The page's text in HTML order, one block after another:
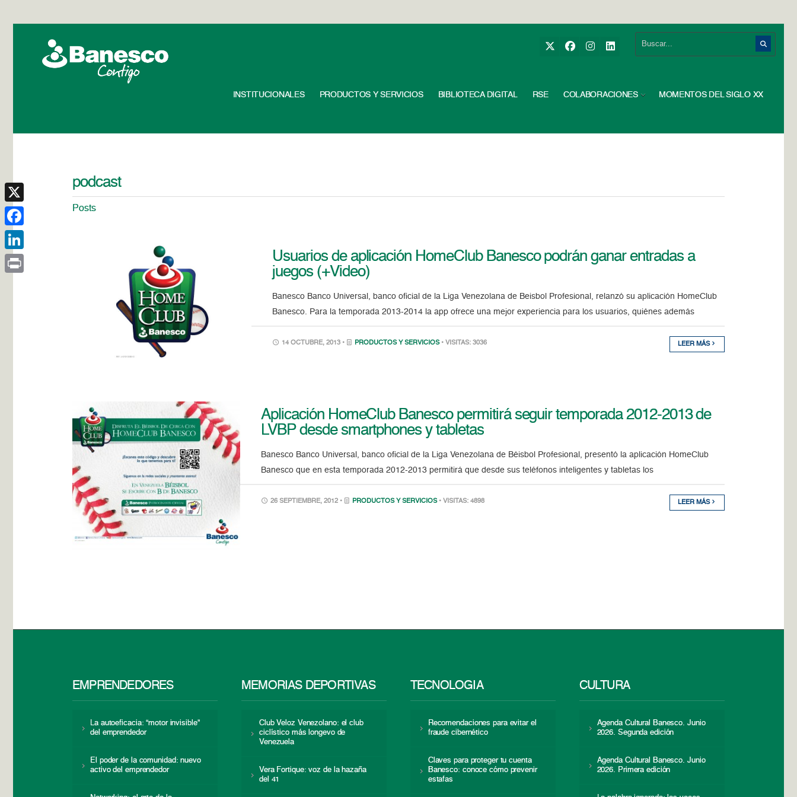
INSTITUCIONALES PRODUCTOS Y SERVICIOS BIBLIOTECA DIGITAL RSE COLABORACIONES MOMENTOS DEL SIGLO XX
podcast
Posts
Usuarios de aplicación HomeClub Banesco podrán ganar entradas a
juegos (+Video)
Banesco Banco Universal, banco oficial de la Liga Venezolana de Beisbol Profesional, relanzó su aplicación HomeClub
Banesco. Para la temporada 2013-2014 la app ofrece una mejor experiencia para los usuarios, quiénes además
14 OCTUBRE, 2013 • PRODUCTOS Y SERVICIOS • VISITAS: 3036 LEER MÁS
Aplicación HomeClub Banesco permitirá seguir temporada 2012-2013 de
LVBP desde smartphones y tabletas
Banesco Banco Universal, banco oficial de la Liga Venezolana de Béisbol Profesional, presentó la aplicación HomeClub
Banesco que en esta temporada 2012-2013 permitirá que desde sus teléfonos inteligentes y tabletas los
26 SEPTIEMBRE, 2012 • PRODUCTOS Y SERVICIOS • VISITAS: 4898 LEER MÁS
EMPRENDEDORES
La autoeficacia: “motor invisible”
del emprendedor
El poder de la comunidad: nuevo
activo del emprendedor
MEMORIAS DEPORTIVAS
Club Veloz Venezolano: el club
ciclístico más longevo de
Venezuela
Vera Fortique: voz de la hazaña
del 41
TECNOLOGÍA
Recomendaciones para evitar el
fraude cibernético
Claves para proteger tu cuenta
Banesco: conoce cómo prevenir
estafas
CULTURA
Agenda Cultural Banesco. Junio
2026. Segunda edición
Agenda Cultural Banesco. Junio
2026. Primera edición
X
Facebook
LinkedIn